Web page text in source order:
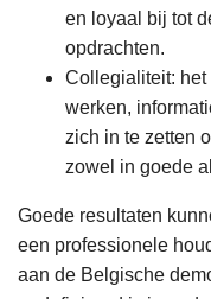
en loyaal bij tot
opdrachten.
Collegialiteit: het
werken,
zich in te zetten
zowel in goede
Goede resultaten
een professionele
aan de Belgische